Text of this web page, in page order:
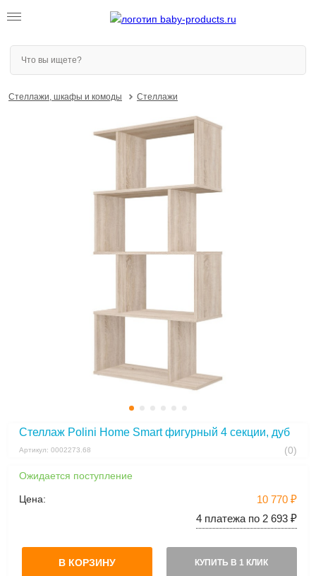
Стеллажи, шкафы и комоды Стеллажи
Стеллаж Polini Home Smart фигурный 4 секции, дуб
Артикул: 0002273.68 (0)
Ожидается поступление
Цена:
10 770 ₽
4 платежа по 2 693 ₽
В КОРЗИНУ КУПИТЬ В 1 КЛИК